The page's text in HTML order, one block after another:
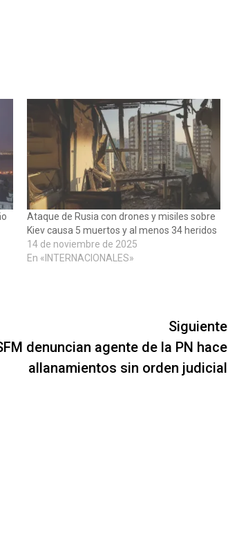
Ataque de Rusia con drones y misiles sobre
Kiev causa 5 muertos y al menos 34 heridos
14 de noviembre de 2025
En «INTERNACIONALES»
Siguiente
denuncian agente de la PN hace
allanamientos sin orden judicial